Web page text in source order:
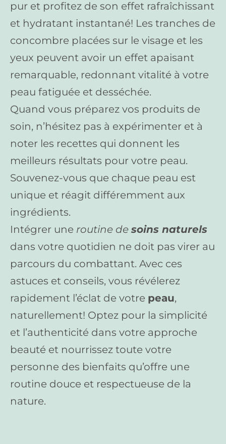
pur et profitez de son effet rafraîchissant
et hydratant instantané! Les tranches de
concombre placées sur le visage et les
yeux peuvent avoir un effet apaisant
remarquable, redonnant vitalité à votre
peau fatiguée et desséchée.
Quand vous préparez vos produits de
soin, n’hésitez pas à expérimenter et à
noter les recettes qui donnent les
meilleurs résultats pour votre peau.
Souvenez-vous que chaque peau est
unique et réagit différemment aux
ingrédients.
Intégrer une routine de soins naturels
dans votre quotidien ne doit pas virer au
parcours du combattant. Avec ces
astuces et conseils, vous révélerez
rapidement l’éclat de votre peau,
naturellement! Optez pour la simplicité
et l’authenticité dans votre approche
beauté et nourrissez toute votre
personne des bienfaits qu’offre une
routine douce et respectueuse de la
nature.